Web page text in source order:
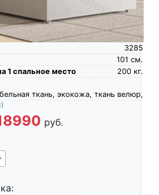
3285
см.
101
1 спальное место
кг.
200
ткань, экокожа, ткань велюр,
руб.